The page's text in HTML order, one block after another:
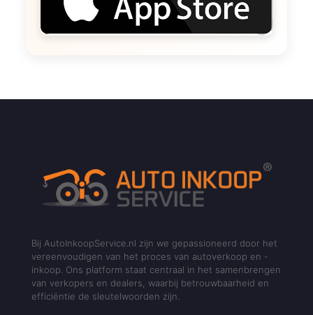
Bij AutoInkoopService.nl zijn we gepassioneerd door het
vereenvoudigen van het proces van autoverkoop en -
inkoop. Ons platform staat centraal in het samenbrengen
van verkopers en dealers, waarbij betrouwbaarheid en
efficiëntie de sleutelwoorden zijn.